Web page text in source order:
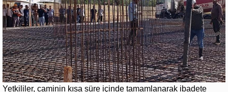
Yetkililer, caminin kısa süre içinde tamamlanarak ibadete